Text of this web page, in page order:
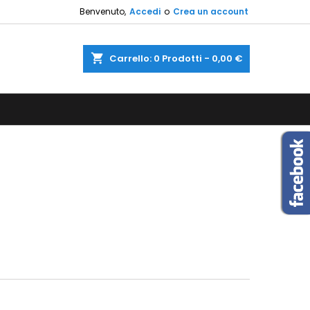
Benvenuto, Accedi o Crea un account
shopping_cart Carrello: 0 Prodotti - 0,00 €